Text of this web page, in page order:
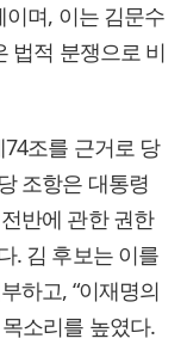
이며, 이는 김문수
법적 분쟁으로 비
조를 근거로 당
조항은 대통령
반에 관한 권한
. 김 후보는 이를
하고, “이재명의
소리를 높였다.